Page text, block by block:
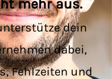
mehr aus.
dein
dabei,
Fehlzeiten und